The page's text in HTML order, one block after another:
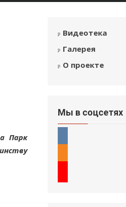
Парк
Видеотека
Галерея
О проекте
Мы в соцсетях